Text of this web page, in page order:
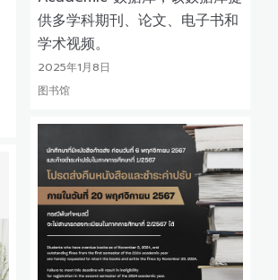
供多学科期刊、论文、电子书和
学术视频。
2025年1月8日
图书馆